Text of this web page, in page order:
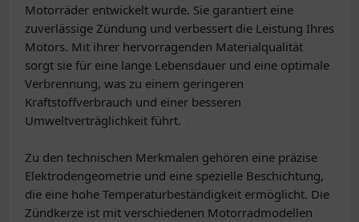
Motorräder entwickelt wurde. Sie garantiert eine
zuverlässige Zündung und verbessert die Leistung Ihres
Motors. Mit ihrer hervorragenden Materialqualität
sorgt sie für eine lange Lebensdauer und eine optimale
Verbrennung, was zu einem geringeren
Kraftstoffverbrauch und einer besseren
Umweltverträglichkeit führt.
Zu den technischen Merkmalen gehören eine präzise
Elektrodengeometrie und eine spezielle Beschichtung,
die eine hohe Temperaturbeständigkeit ermöglicht. Die
Zündkerze ist mit verschiedenen Motorradmodellen